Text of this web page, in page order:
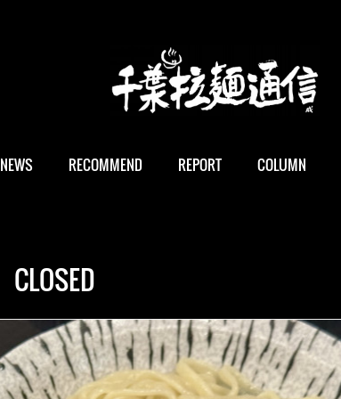
NEWS RECOMMEND REPORT COLUMN
CLOSED